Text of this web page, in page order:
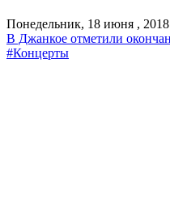
Понедельник, 18 июня , 2018
В Джанкое отметили
#Концерты